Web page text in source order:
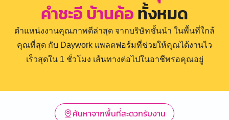
คำชะอี บ้านค้อทั้งหมด
ตำแหน่งงานคุณภาพดีล่าสุด จากบริษัทชั้นนำ ในพื้นที่ใกล้
คุณที่สุด กับ Daywork แพลตฟอร์มที่ช่วยให้คุณได้งานไว
เร็วสุดใน 1 ชั่วโมง เส้นทางต่อไปในอาชีพรอคุณอยู่
ค้นหาจากพื้นที่สะดวกรับงาน